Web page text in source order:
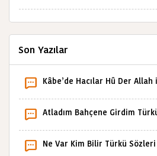
Son Yazılar
Kâbe’de Hacılar Hû Der
Atladım Bahçene Girdim
Ne Var Kim Bilir Türkü Sözleri